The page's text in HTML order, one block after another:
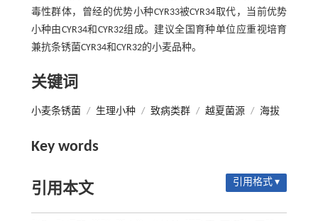
毒性群体，曾经的优势小种CYR33被CYR34取代，当前优势
小种由CYR34和CYR32组成。建议全国育种单位应重视培育
兼抗条锈菌CYR34和CYR32的小麦品种。
关键词
小麦条锈菌 / 生理小种 / 致病类群 / 越夏菌源 / 海拔
Key words
引用本文 引用格式 ▾